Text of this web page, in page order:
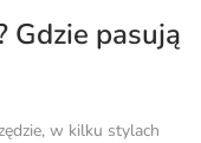
Gdzie pasują
w kilku stylach